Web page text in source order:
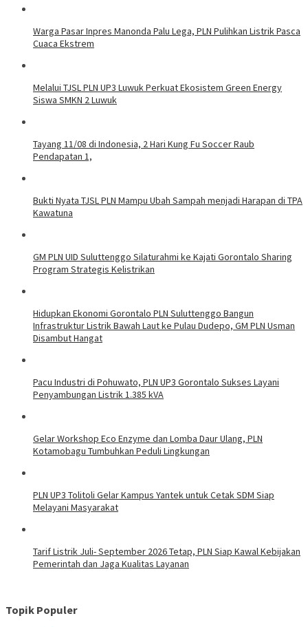
Warga Pasar Inpres Manonda Palu Lega, PLN Pulihkan Listrik Pasca
Cuaca Ekstrem
Melalui TJSL PLN UP3 Luwuk Perkuat Ekosistem Green Energy
Siswa SMKN 2 Luwuk
Tayang 11/08 di Indonesia, 2 Hari Kung Fu Soccer Raub
Pendapatan 1,
Bukti Nyata TJSL PLN Mampu Ubah Sampah menjadi Harapan di TPA
Kawatuna
GM PLN UID Suluttenggo Silaturahmi ke Kajati Gorontalo Sharing
Program Strategis Kelistrikan
Hidupkan Ekonomi Gorontalo PLN Suluttenggo Bangun
Infrastruktur Listrik Bawah Laut ke Pulau Dudepo, GM PLN Usman
Disambut Hangat
Pacu Industri di Pohuwato, PLN UP3 Gorontalo Sukses Layani
Penyambungan Listrik 1.385 kVA
Gelar Workshop Eco Enzyme dan Lomba Daur Ulang, PLN
Kotamobagu Tumbuhkan Peduli Lingkungan
PLN UP3 Tolitoli Gelar Kampus Yantek untuk Cetak SDM Siap
Melayani Masyarakat
Tarif Listrik Juli- September 2026 Tetap, PLN Siap Kawal Kebijakan
Pemerintah dan Jaga Kualitas Layanan
Topik Populer